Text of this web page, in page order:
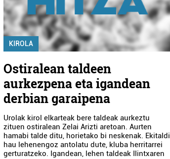
KIROLA
Ostiralean taldeen
aurkezpena eta igandean
derbian garaipena
Urolak kirol elkarteak bere taldeak aurkeztu
zituen ostiralean Zelai Arizti aretoan. Aurten
hamabi talde ditu, horietako bi neskenak. Ekitaldi
hau lehenengoz antolatu dute, kluba herritarrei
gerturatzeko. Igandean, lehen taldeak Ilintxaren